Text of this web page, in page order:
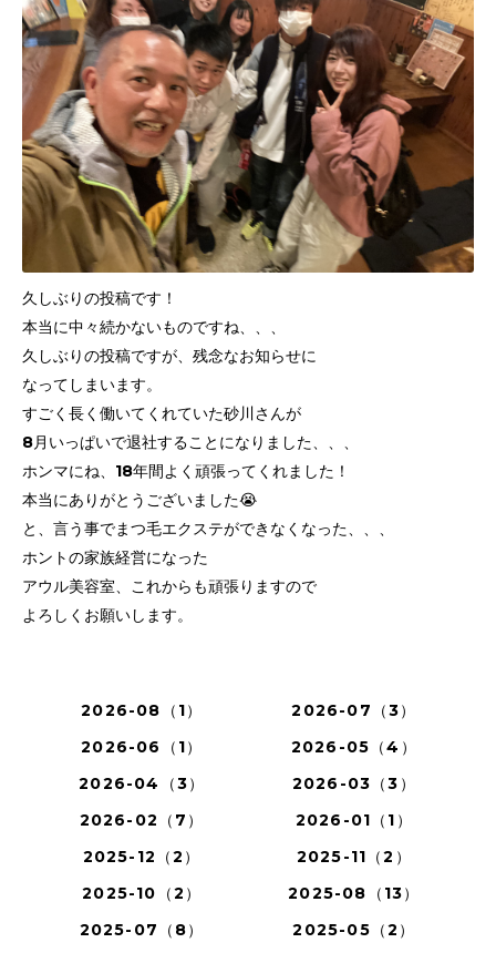
久しぶりの投稿です！
本当に中々続かないものですね、、、
久しぶりの投稿ですが、残念なお知らせに
なってしまいます。
すごく長く働いてくれていた砂川さんが
8月いっぱいで退社することになりました、、、
ホンマにね、18年間よく頑張ってくれました！
本当にありがとうございました😭
と、言う事でまつ毛エクステができなくなった、、、
ホントの家族経営になった
アウル美容室、これからも頑張りますので
よろしくお願いします。
2026-08（1）
2026-07（3）
2026-06（1）
2026-05（4）
2026-04（3）
2026-03（3）
2026-02（7）
2026-01（1）
2025-12（2）
2025-11（2）
2025-10（2）
2025-08（13）
2025-07（8）
2025-05（2）